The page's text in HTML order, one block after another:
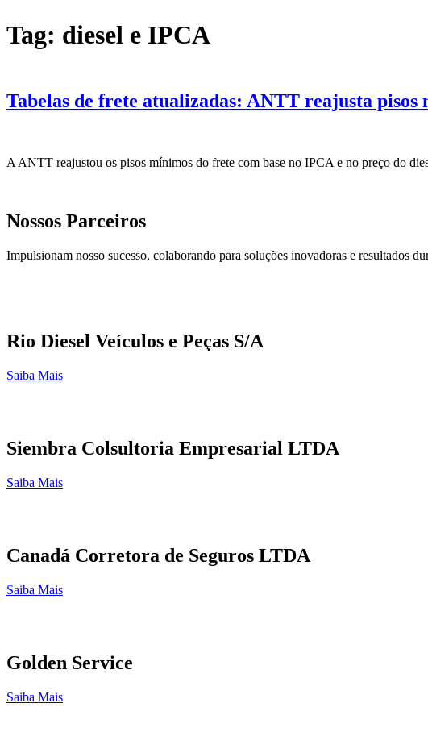
Tag: diesel e IPCA
Tabelas de frete atualizadas: ANTT reajusta pisos
A ANTT reajustou os pisos mínimos do frete com base no IPCA e no preço do
Nossos Parceiros
Impulsionam nosso sucesso, colaborando para soluções inovadoras e resultados
Rio Diesel Veículos e Peças S/A
Saiba Mais
Siembra Colsultoria Empresarial LTDA
Saiba Mais
Canadá Corretora de Seguros LTDA
Saiba Mais
Golden Service
Saiba Mais